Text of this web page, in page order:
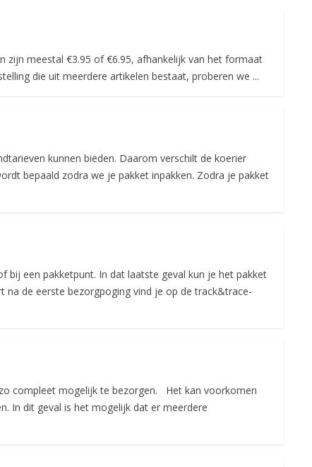
zijn meestal €3.95 of €6.95, afhankelijk van het formaat
die uit meerdere artikelen bestaat, proberen we ...
kunnen bieden. Daarom verschilt de koerier
bepaald zodra we je pakket inpakken. Zodra je pakket
een pakketpunt. In dat laatste geval kun je het pakket
na de eerste bezorgpoging vind je op de track&trace-
compleet mogelijk te bezorgen. Het kan voorkomen
In dit geval is het mogelijk dat er meerdere